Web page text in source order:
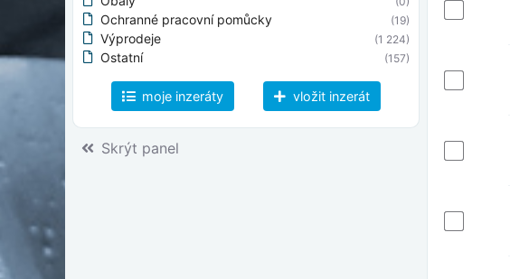
Ochranné pracovní pomůcky (19)
Výprodeje (1 224)
Ostatní (157)
moje inzeráty vložit inzerát
Skrýt panel